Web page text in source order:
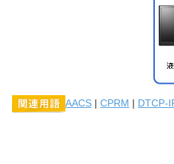
AACS | CPRM | DTCP-